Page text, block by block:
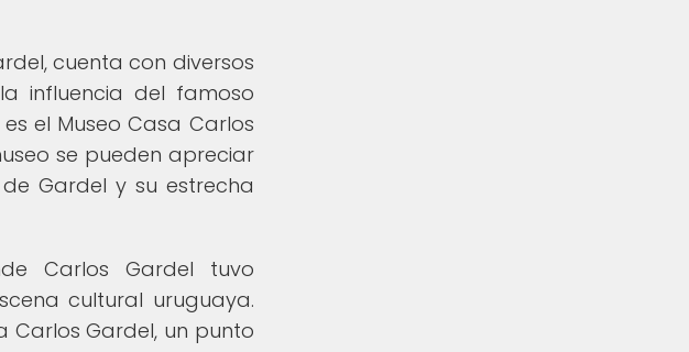
cuenta con diversos
influencia del famoso
el Museo Casa Carlos
se pueden apreciar
Gardel y su estrecha
Carlos Gardel tuvo
cultural uruguaya.
Carlos Gardel, un punto